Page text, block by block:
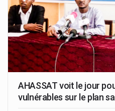
AHASSAT voit le jour
vulnérables sur le plan